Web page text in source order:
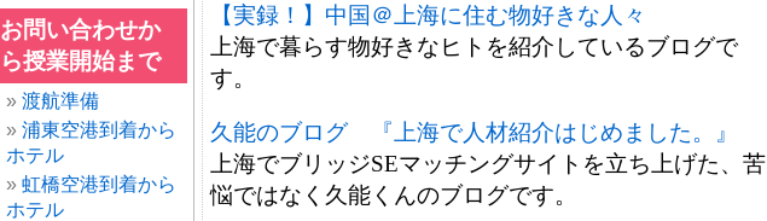
お問い合わせか
ら授業開始まで
渡航準備
浦東空港到着から
ホテル
虹橋空港到着から
ホテル
【実録！】中国＠上海に住む物好きな人々
上海で暮らす物好きなヒトを紹介しているブログで
す。
久能のブログ 『上海で人材紹介はじめました。』
上海でブリッジSEマッチングサイトを立ち上げた、苦
悩ではなく久能くんのブログです。